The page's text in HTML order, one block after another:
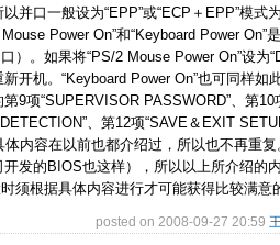
并口一般设为“EPP”或“ECP＋EPP”模式
Power On”和“Keyboard Power On”
）。如果将“PS/2 Mouse Power On”设为
开机。“Keyboard Power On”也可同样如
项“SUPERVISOR PASSWORD”、第10
、第12项“SAVE＆EXIT
体内容在以前也都介绍过，所以也不再重
开发的BIOS也这样），所以以上所介绍的
须根据具体内容进行才可能获得比较满意
posted on 2008-09-27 20:59